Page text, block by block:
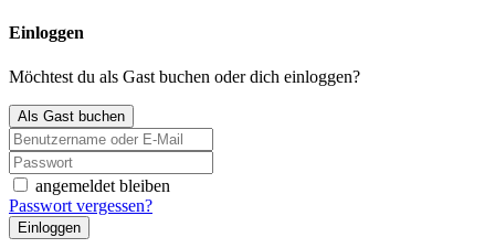
Einloggen
Möchtest du als Gast buchen oder dich einloggen?
Als Gast buchen
angemeldet bleiben
Passwort vergessen?
Einloggen